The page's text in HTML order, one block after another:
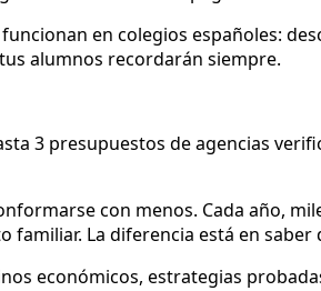
en colegios españoles:
alumnos recordarán siempre.
3 presupuestos de agencias
con menos. Cada año,
La diferencia está en
económicos, estrategias